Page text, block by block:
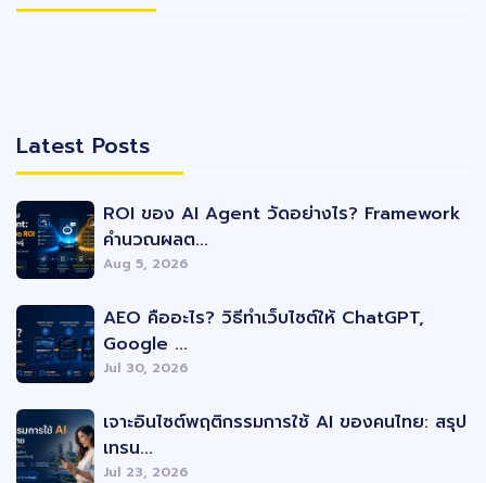
Latest Posts
ROI ของ AI Agent วัดอย่างไร? Framework
คำนวณผลต...
Aug 5, 2026
AEO คืออะไร? วิธีทำเว็บไซต์ให้ ChatGPT,
Google ...
Jul 30, 2026
เจาะอินไซต์พฤติกรรมการใช้ AI ของคนไทย: สรุป
เทรน...
Jul 23, 2026